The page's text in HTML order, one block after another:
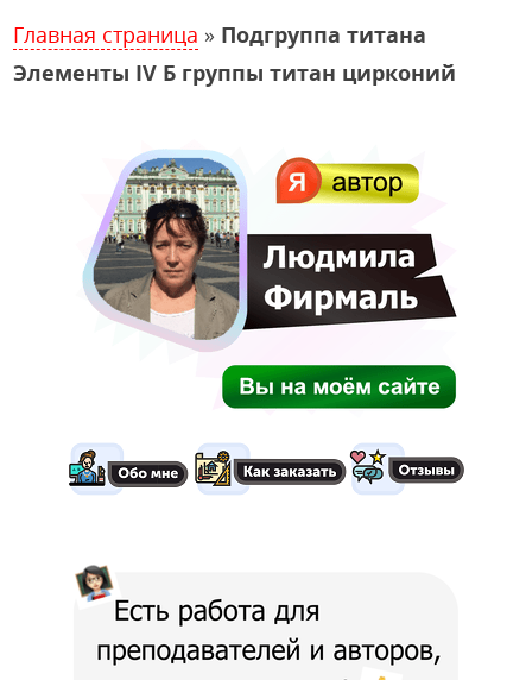
Главная страница » Подгруппа титана
Элементы IV Б группы титан цирконий